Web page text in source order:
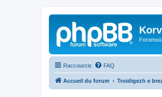
Raccourcis FAQ
Accueil du forum Troidigezh e